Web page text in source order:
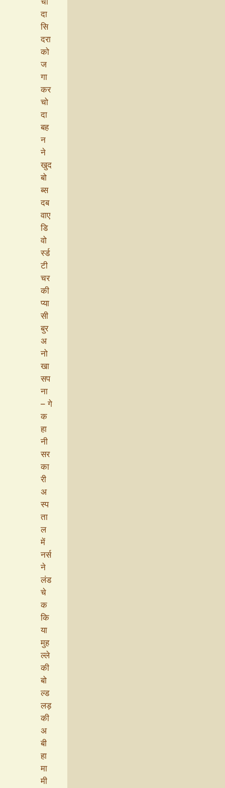
दा
सि
दरा
को
ज
गा
कर
चो
दा
बह
न
ने
खुद
बो
ब्स
दब
वाए
डि
वो
र्स्ड
टी
चर
की
प्या
सी
बुर
अ
नो
खा
सप
ना
– गे
क
हा
नी
सर
का
री
अ
स्प
ता
ल
में
नर्स
ने
लंड
चे
क
कि
या
मुह
ल्ले
की
बो
ल्ड
लड़
की
अ
बी
हा
मा
मी